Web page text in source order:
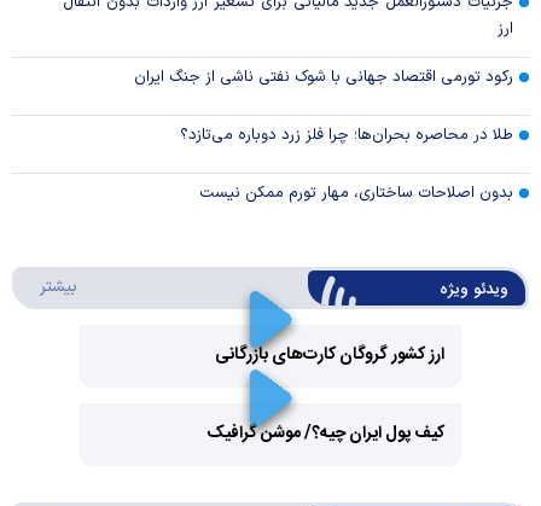
ارز
رکود تورمی اقتصاد جهانی با شوک نفتی ناشی از جنگ ایران
طلا در محاصره بحران‌ها؛ چرا فلز زرد دوباره می‌تازد؟
بدون اصلاحات ساختاری، مهار تورم ممکن نیست
ویدئو ویژه بیشتر
ارز کشور گروگان کارت‌های بازرگانی
کیف پول ایران چیه؟/ موشن گرافیک